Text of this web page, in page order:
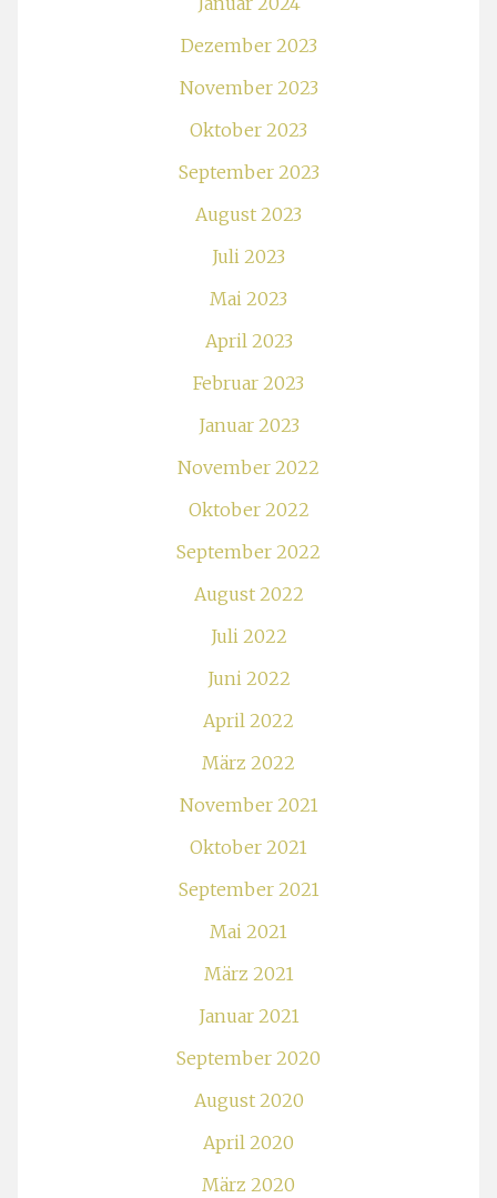
Dezember 2023
November 2023
Oktober 2023
September 2023
August 2023
Juli 2023
Mai 2023
April 2023
Februar 2023
Januar 2023
November 2022
Oktober 2022
September 2022
August 2022
Juli 2022
Juni 2022
April 2022
März 2022
November 2021
Oktober 2021
September 2021
Mai 2021
März 2021
Januar 2021
September 2020
August 2020
April 2020
März 2020